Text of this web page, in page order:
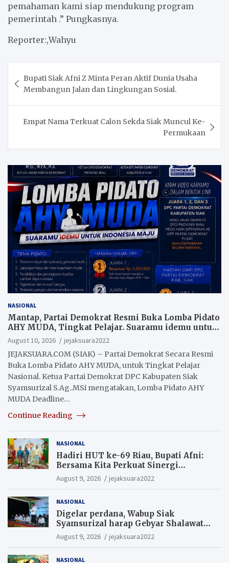
pemahaman kami siap mendukung program
pemerintah .” Pungkasnya.
Reporter:,Wahyu
navigation
Bupati Siak Afni Z Minta Peran Aktif Dunia Usaha
Membangun Jalan dan Lingkungan Sosial.
Empat Nama Terkuat Calon Sekda Siak Muncul Ke-
Permukaan
NASIONAL
Mantap, Partai Demokrat Resmi Buka Lomba Pidato
AHY MUDA, Tingkat Pelajar. Suaramu idemu untuk
Indonesia maju
August 10, 2026
jejaksuara2022
JEJAKSUARA.COM (SIAK) – Partai Demokrat Secara Resmi
Buka Lomba Pidato AHY MUDA, untuk Tingkat Pelajar
Nasional. Ketua Partai Demokrat DPC Kabupaten Siak
Syamsurizal S.Ag..MSi mengatakan, Lomba Pidato AHY
MUDA Deadline…
Continue Reading
NASIONAL
Hadiri HUT ke-69 Riau, Bupati Afni:
Bersama Kita Perkuat Sinergi
Pembangunan
August 9, 2026 jejaksuara2022
NASIONAL
Digelar perdana, Wabup Siak
Syamsurizal harap Gebyar Shalawat
bisa meningkatkan nilai keagamaan
ditengah-tengah masyarakat.
August 9, 2026 jejaksuara2022
NASIONAL